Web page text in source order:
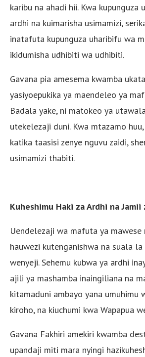
karibu na ahadi hii. Kwa kupunguza
ardhi na kuimarisha usimamizi,
inatafuta kupunguza uharibifu wa
ikidumisha udhibiti wa udhibiti.
Gavana pia amesema kwamba
yasiyoepukika ya maendeleo ya
Badala yake, ni matokeo ya
utekelezaji duni. Kwa mtazamo
katika taasisi zenye nguvu zaidi,
usimamizi thabiti.
Kuheshimu Haki za Ardhi na Jamii
Uendelezaji wa mafuta ya mawese
hauwezi kutenganishwa na suala la
wenyeji. Sehemu kubwa ya ardhi
ajili ya mashamba inaingiliana na
kitamaduni ambayo yana umuhimu
kiroho, na kiuchumi kwa Wapapua
Gavana Fakhiri amekiri kwamba
upandaji miti mara nyingi